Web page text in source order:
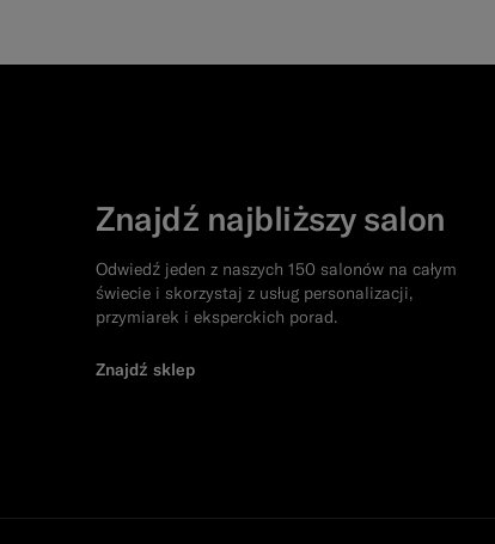
Znajdź najbliższy salon
Odwiedź jeden z naszych 150 salonów na całym
świecie i skorzystaj z usług personalizacji,
przymiarek i eksperckich porad.
Znajdź sklep